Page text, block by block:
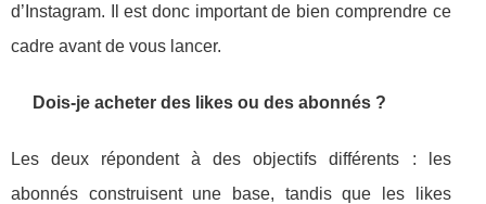
d’Instagram. Il est donc important de bien comprendre ce
cadre avant de vous lancer.
Dois-je acheter des likes ou des abonnés ?
Les deux répondent à des objectifs différents : les
abonnés construisent une base, tandis que les likes